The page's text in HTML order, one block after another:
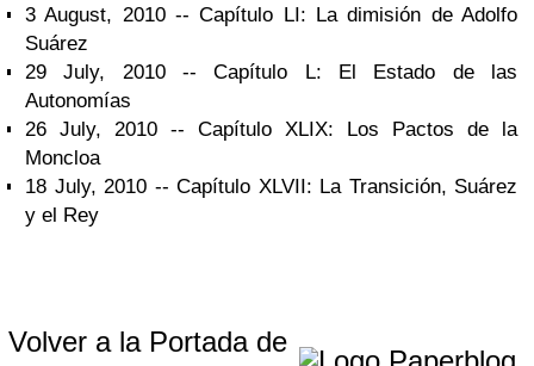
3 August, 2010 -- Capítulo LI: La dimisión de Adolfo
Suárez
29 July, 2010 -- Capítulo L: El Estado de las
Autonomías
26 July, 2010 -- Capítulo XLIX: Los Pactos de la
Moncloa
18 July, 2010 -- Capítulo XLVII: La Transición, Suárez
y el Rey
Volver a la Portada de